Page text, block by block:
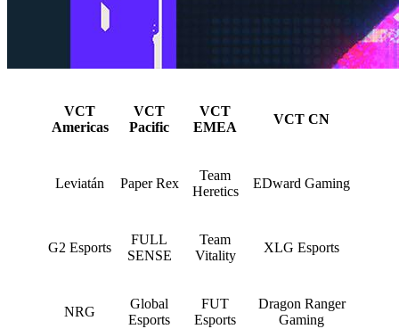
VCT
Americas
VCT
Pacific
VCT
EMEA
VCT CN
Leviatán Paper Rex
Team
Heretics
EDward Gaming
G2 Esports
FULL
SENSE
Team
Vitality
XLG Esports
NRG
Global
Esports
FUT
Esports
Dragon Ranger
Gaming